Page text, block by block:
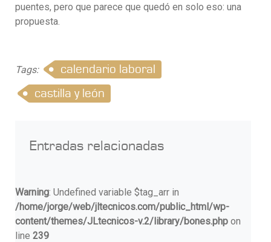
puentes, pero que parece que quedó en solo eso: una
propuesta.
Tags:
calendario laboral
castilla y león
Entradas relacionadas
Warning: Undefined variable $tag_arr in
/home/jorge/web/jltecnicos.com/public_html/wp-
content/themes/JLtecnicos-v.2/library/bones.phpon
line 239